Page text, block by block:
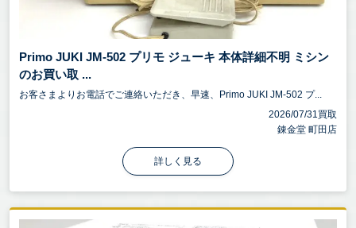
Primo JUKI JM-502 プリモ ジューキ 本体詳細不明 ミシン
のお買い取 ...
お客さまよりお電話でご連絡いただき、早速、Primo JUKI JM-502 プ...
2026/07/31買取
錬金堂 町田店
詳しく見る